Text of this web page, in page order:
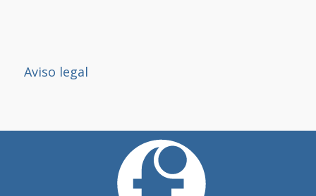
Aviso legal